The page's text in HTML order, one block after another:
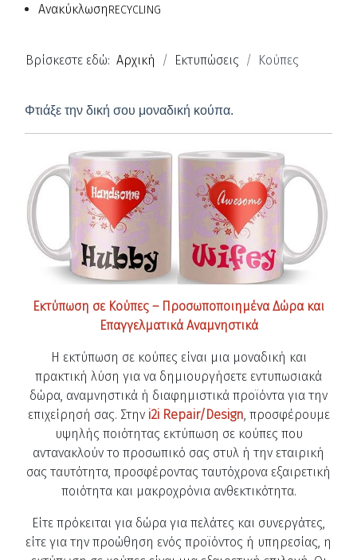
ΑνακύκλωσηRECYCLING
Βρίσκεστε εδώ: Αρχική Εκτυπώσεις Κούπες
Φτιάξε την δική σου μοναδική κούπα.
Εκτύπωση σε Κούπες – Προσωποποιημένα Δώρα και
Επαγγελματικά Αναμνηστικά
Η εκτύπωση σε κούπες είναι μια μοναδική και
πρακτική λύση για να δημιουργήσετε εντυπωσιακά
δώρα, αναμνηστικά ή διαφημιστικά προϊόντα για την
επιχείρησή σας. Στην i2i Repair/Design , προσφέρουμε
υψηλής ποιότητας εκτύπωση σε κούπες που
αντανακλούν το προσωπικό σας στυλ ή την εταιρική
σας ταυτότητα, προσφέροντας ταυτόχρονα εξαιρετική
ποιότητα και μακροχρόνια ανθεκτικότητα.
Είτε πρόκειται για δώρα για πελάτες και συνεργάτες,
είτε για την προώθηση ενός προϊόντος ή υπηρεσίας, η